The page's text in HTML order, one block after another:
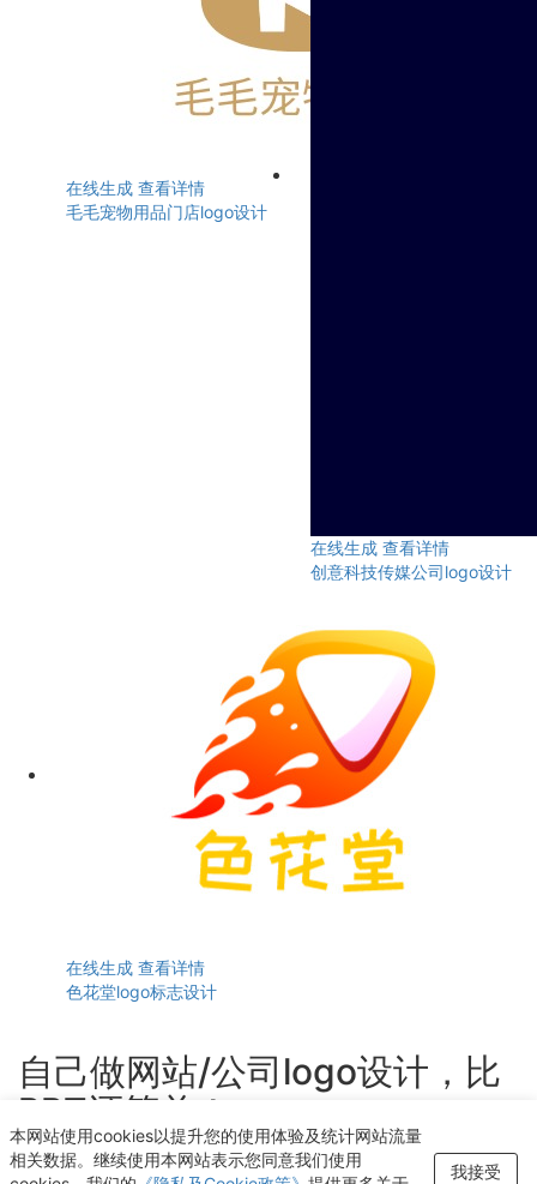
在线生成 查看详情
毛毛宠物用品门店logo设计
在线生成 查看详情
创意科技传媒公司logo设计
在线生成 查看详情
色花堂logo标志设计
自己做网站/公司logo设计，比
PPT还简单！
轻点几下即可获得个性化logo设计
本网站使用cookies以提升您的使用体验及统计网站流量
相关数据。继续使用本网站表示您同意我们使用
我接受